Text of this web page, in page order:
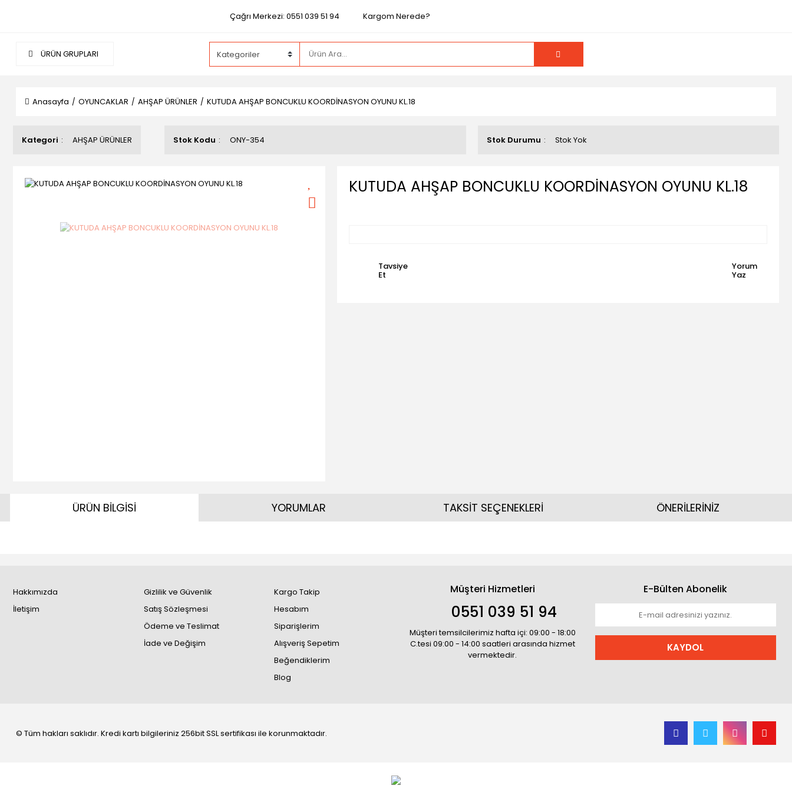
Çağrı Merkezi: 0551 039 51 94 Kargom Nerede?
ÜRÜN GRUPLARI
Anasayfa OYUNCAKLAR AHŞAP ÜRÜNLER KUTUDA AHŞAP BONCUKLU KOORDİNASYON OYUNU KL.18
Kategori AHŞAP ÜRÜNLER Stok Kodu ONY-354 Stok Durumu Stok Yok
KUTUDA AHŞAP BONCUKLU KOORDİNASYON OYUNU KL.18
Tavsiye
Et
Yorum
Yaz
ÜRÜN BİLGİSİ YORUMLAR TAKSİT SEÇENEKLERİ ÖNERİLERİNİZ
Hakkımızda
İletişim
Gizlilik ve Güvenlik
Satış Sözleşmesi
Ödeme ve Teslimat
İade ve Değişim
Kargo Takip
Hesabım
Siparişlerim
Alışveriş Sepetim
Beğendiklerim
Blog
Müşteri Hizmetleri
0551 039 51 94
Müşteri temsilcilerimiz hafta içi: 09:00 - 18:00
C.tesi 09:00 - 14:00 saatleri arasında hizmet
vermektedir.
E-Bülten Abonelik
KAYDOL
© Tüm hakları saklıdır. Kredi kartı bilgileriniz 256bit SSL sertifikası ile korunmaktadır.